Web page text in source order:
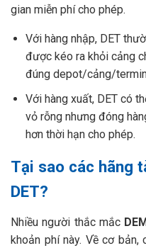
gian miễn phí cho phép.
Với hàng nhập, DET
được kéo ra khỏi cảng
đúng depot/cảng/
Với hàng xuất, DET có
vỏ rỗng nhưng đóng
hơn thời hạn cho phép.
Tại sao các hãng
DET?
Nhiều người thắc mắc
khoản phí này. Về cơ